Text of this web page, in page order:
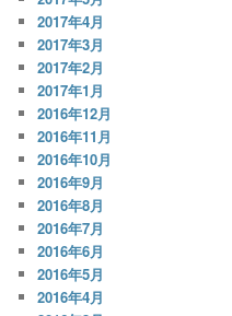
2017年4月
2017年3月
2017年2月
2017年1月
2016年12月
2016年11月
2016年10月
2016年9月
2016年8月
2016年7月
2016年6月
2016年5月
2016年4月